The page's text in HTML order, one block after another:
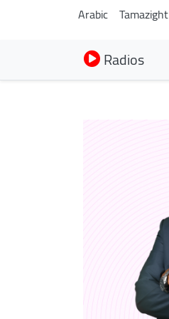
Arabic Tamazight
Radios